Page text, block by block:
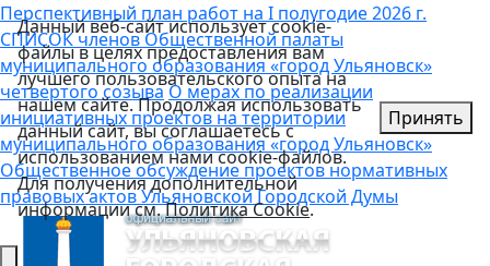
Перспективный план работ на I полугодие 2026 г.
СПИСОК членов Общественной палаты
муниципального образования «город Ульяновск»
четвертого созываО мерах по реализации
инициативных проектов на территории
муниципального образования «город Ульяновск»
Общественное обсуждение проектов нормативных
правовых актов Ульяновской Городской Думы
Данный веб-сайт использует cookie-
файлы в целях предоставления вам
лучшего пользовательского опыта на
нашем сайте. Продолжая использовать
данный сайт, вы соглашаетесь с
использованием нами cookie-файлов.
Для получения дополнительной
информации см.Политика Cookie.
Принять